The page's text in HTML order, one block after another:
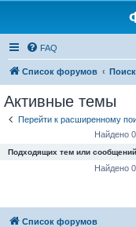
FAQ
Список форумов Поиск
Активные темы
Перейти к расширенному
Найдено
Подходящих тем или
Найдено
Список форумов